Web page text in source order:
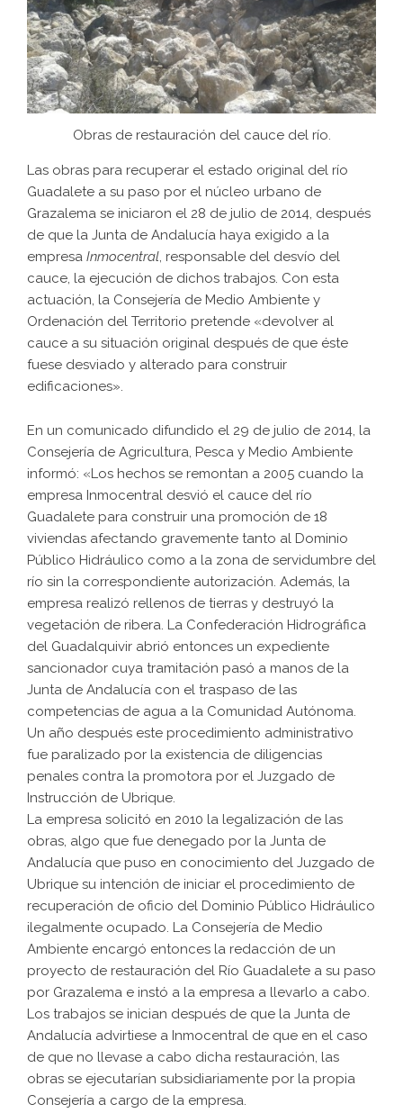
Obras de restauración del cauce del río.
Las obras para recuperar el estado original del río
Guadalete a su paso por el núcleo urbano de
Grazalema se iniciaron el 28 de julio de 2014, después
de que la Junta de Andalucía haya exigido a la
empresa Inmocentral, responsable del desvío del
cauce, la ejecución de dichos trabajos. Con esta
actuación, la Consejería de Medio Ambiente y
Ordenación del Territorio pretende «devolver al
cauce a su situación original después de que éste
fuese desviado y alterado para construir
edificaciones».
En un comunicado difundido el 29 de julio de 2014, la
Consejería de Agricultura, Pesca y Medio Ambiente
informó: «Los hechos se remontan a 2005 cuando la
empresa Inmocentral desvió el cauce del río
Guadalete para construir una promoción de 18
viviendas afectando gravemente tanto al Dominio
Público Hidráulico como a la zona de servidumbre del
río sin la correspondiente autorización. Además, la
empresa realizó rellenos de tierras y destruyó la
vegetación de ribera. La Confederación Hidrográfica
del Guadalquivir abrió entonces un expediente
sancionador cuya tramitación pasó a manos de la
Junta de Andalucía con el traspaso de las
competencias de agua a la Comunidad Autónoma.
Un año después este procedimiento administrativo
fue paralizado por la existencia de diligencias
penales contra la promotora por el Juzgado de
Instrucción de Ubrique.
La empresa solicitó en 2010 la legalización de las
obras, algo que fue denegado por la Junta de
Andalucía que puso en conocimiento del Juzgado de
Ubrique su intención de iniciar el procedimiento de
recuperación de oficio del Dominio Público Hidráulico
ilegalmente ocupado. La Consejería de Medio
Ambiente encargó entonces la redacción de un
proyecto de restauración del Río Guadalete a su paso
por Grazalema e instó a la empresa a llevarlo a cabo.
Los trabajos se inician después de que la Junta de
Andalucía advirtiese a Inmocentral de que en el caso
de que no llevase a cabo dicha restauración, las
obras se ejecutarían subsidiariamente por la propia
Consejería a cargo de la empresa.